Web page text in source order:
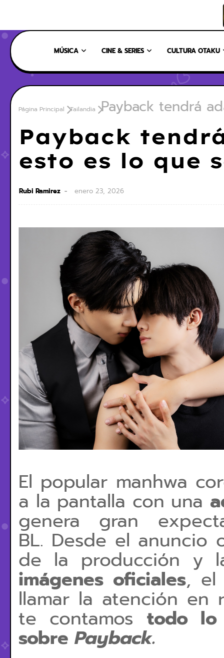
MÚSICA CINE & SERIES CULTURA OTAKU
Página Principal Tailandia Payback tendrá
Payback
esto es lo que
Rubi Ramirez enero 23, 2026
El popular manhwa
a la pantalla con una
genera gran
BL. Desde el anuncio
de la producción y
imágenes oficiales, el
llamar la atención en
te contamos todo lo
sobre Payback.